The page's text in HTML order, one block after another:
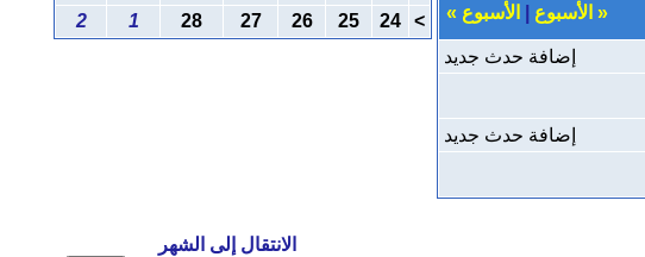
« الأسبوع الأسبوع »
إضافة حدث جديد
إضافة حدث جديد
>
24
25
26
27
28
1
2
الانتقال إلى الشهر